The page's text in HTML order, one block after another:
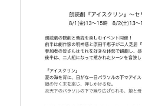
土
ふ
た
つ
恵
那